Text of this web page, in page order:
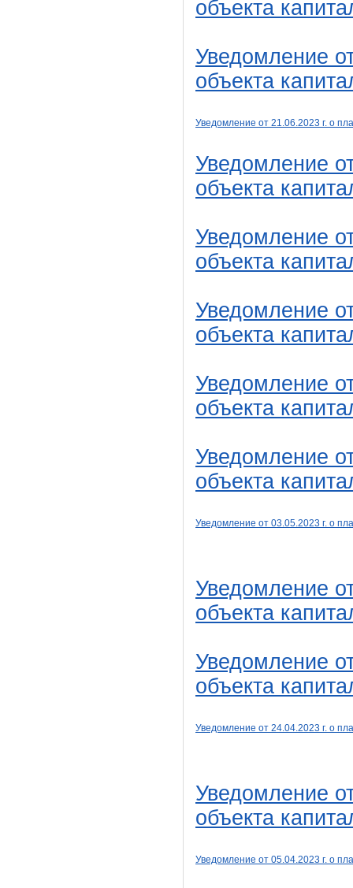
объекта
Уведомление
объекта
Уведомление от 21 .06 .2023 г. о
Уведомление
объекта
Уведомление
объекта
Уведомление
объекта
Уведомление
объекта
Уведомление
объекта
Уведомление от 03 .05 .2023 г. о
Уведомление
объекта
Уведомление
объекта
Уведомление от 24 .04 .2023 г. о
Уведомление
объекта
Уведомление от 05 .04 .2023 г. о